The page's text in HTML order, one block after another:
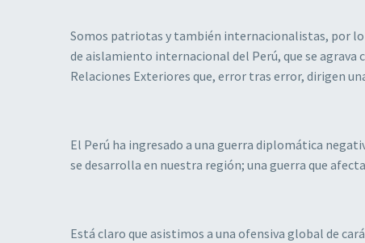
Somos patriotas y también internacionalistas, por
de aislamiento internacional del Perú, que se
Relaciones Exteriores que, error tras error, dirigen
El Perú ha ingresado a una guerra diplomática
se desarrolla en nuestra región; una guerra que
Está claro que asistimos a una ofensiva global de